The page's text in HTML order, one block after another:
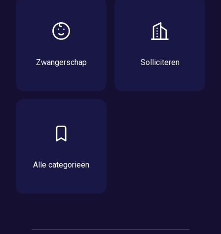
Zwangerschap Solliciteren
Alle categorieën